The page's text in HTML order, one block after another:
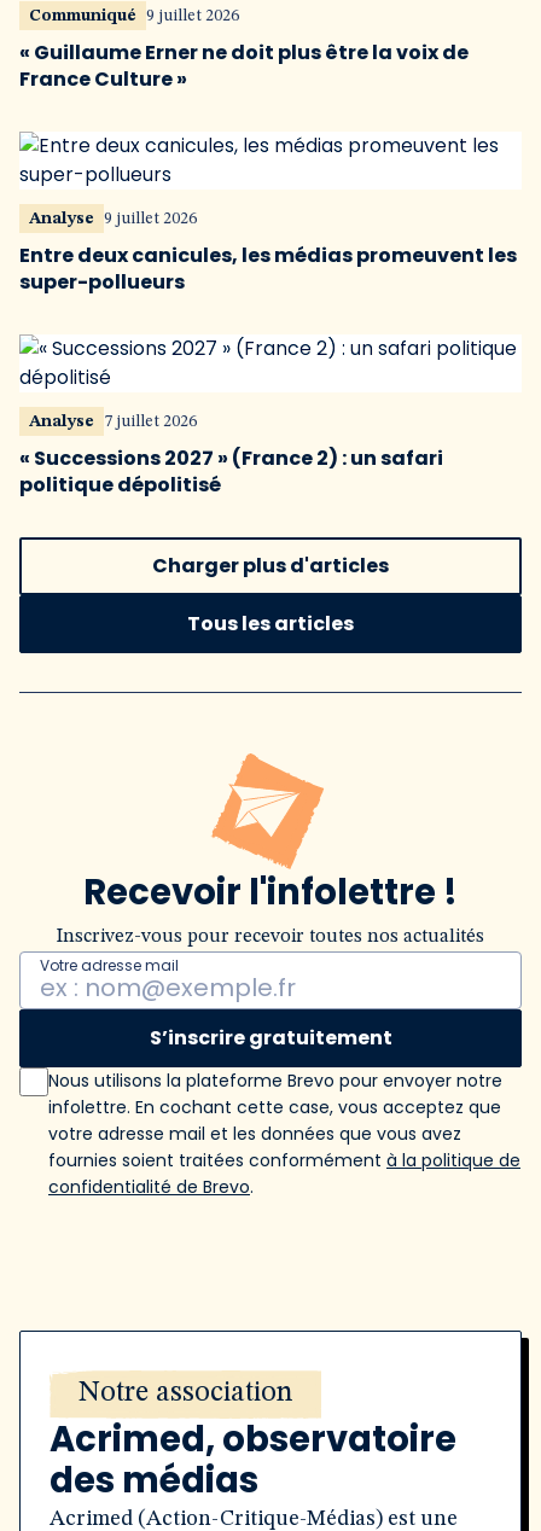
Communiqué 9 juillet 2026
« Guillaume Erner ne doit plus être la voix de
France Culture »
Analyse 9 juillet 2026
Entre deux canicules, les médias promeuvent les
super-pollueurs
Analyse 7 juillet 2026
« Successions 2027 » (France 2) : un safari
politique dépolitisé
Charger plus d'articles
Tous les articles
Recevoir l'infolettre !
Inscrivez-vous pour recevoir toutes nos actualités
Votre adresse mail
S’inscrire gratuitement
Nous utilisons la plateforme Brevo pour envoyer notre
infolettre. En cochant cette case, vous acceptez que
votre adresse mail et les données que vous avez
fournies soient traitées conformément à la politique de
confidentialité de Brevo.
Notre association
Acrimed, observatoire
des médias
Acrimed (Action-Critique-Médias) est une